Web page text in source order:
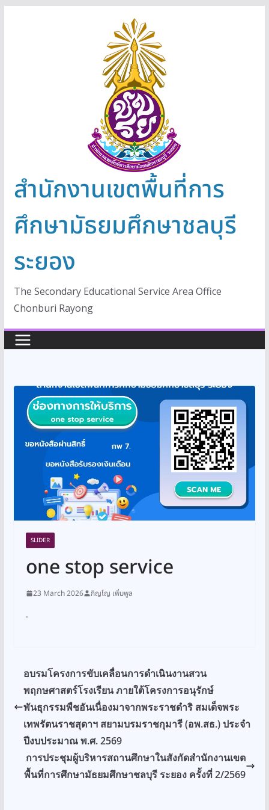
สำนักงานเขตพื้นที่การ
ศึกษามัธยมศึกษาชลบุรี
ระยอง
The Secondary Educational Service Area Office
Chonburi Rayong
SLIDER
one stop service
23 March 2026 ภิญโญ เพิ่มพูล
.
อบรมโครงการขับเคลื่อนการดำเนินงานสวน
พฤกษศาสตร์โรงเรียน ภายใต้โครงการอนุรักษ์
พันธุกรรมพืชอันเนื่องมาจากพระราชดำริ สมเด็จพระ
เทพรัตนราชสุดาฯ สยามบรมราชกุมารี (อพ.สธ.) ประจำ
ปีงบประมาณ พ.ศ. 2569
การประชุมผู้บริหารสถานศึกษาในสังกัดสำนักงานเขต
พื้นที่การศึกษามัธยมศึกษาชลบุรี ระยอง ครั้งที่ 2/2569